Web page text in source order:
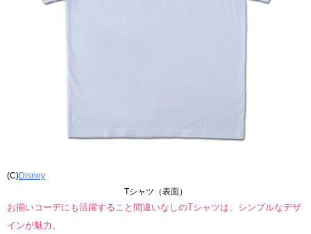
(C)Disney
Tシャツ（表面）
お揃いコーデにも活躍すること間違いなしのTシャツは、シンプルなデザ
インが魅力。